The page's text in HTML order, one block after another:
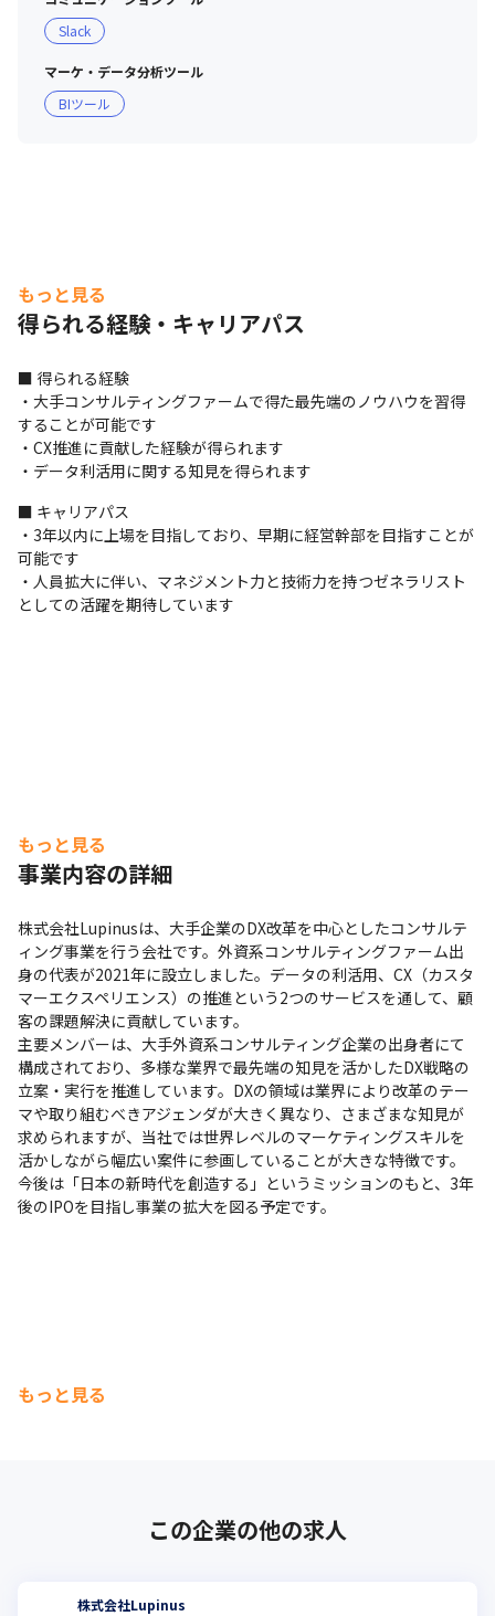
Slack
マーケ・データ分析ツール
BIツール
もっと見る
得られる経験・キャリアパス
■ 得られる経験
・大手コンサルティングファームで得た最先端のノウハウを習得
することが可能です
・CX推進に貢献した経験が得られます
・データ利活用に関する知見を得られます
■ キャリアパス
・3年以内に上場を目指しており、早期に経営幹部を目指すことが
可能です
・人員拡大に伴い、マネジメント力と技術力を持つゼネラリスト
としての活躍を期待しています
もっと見る
事業内容の詳細
株式会社Lupinusは、大手企業のDX改革を中心としたコンサルテ
ィング事業を行う会社です。外資系コンサルティングファーム出
身の代表が2021年に設立しました。データの利活用、CX（カスタ
マーエクスペリエンス）の推進という2つのサービスを通して、顧
客の課題解決に貢献しています。
主要メンバーは、大手外資系コンサルティング企業の出身者にて
構成されており、多様な業界で最先端の知見を活かしたDX戦略の
立案・実行を推進しています。DXの領域は業界により改革のテー
マや取り組むべきアジェンダが大きく異なり、さまざまな知見が
求められますが、当社では世界レベルのマーケティングスキルを
活かしながら幅広い案件に参画していることが大きな特徴です。
今後は「日本の新時代を創造する」というミッションのもと、3年
後のIPOを目指し事業の拡大を図る予定です。
もっと見る
この企業の他の求人
株式会社Lupinus